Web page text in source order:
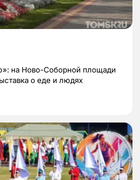
на Ново-Соборной площади
о еде и людях